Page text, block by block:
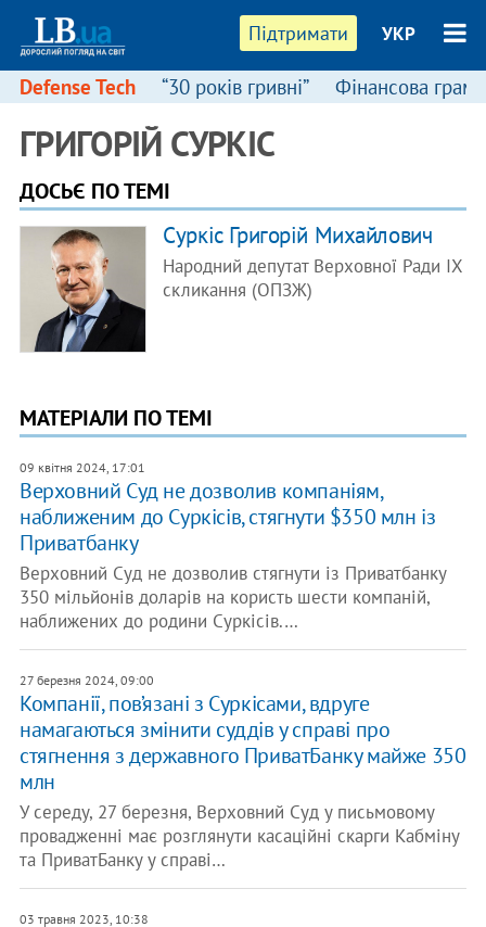
Підтримати УКР
Defense Tech “30 років гривні” Фінансова
ГРИГОРІЙ СУРКІС
ДОСЬЄ ПО ТЕМІ
Суркіс Григорій Михайлович
Народний депутат Верховної Ради IX
скликання (ОПЗЖ)
МАТЕРІАЛИ ПО ТЕМІ
09 квітня 2024, 17:01
Верховний Суд не дозволив компаніям,
наближеним до Суркісів, стягнути $350 млн із
Приватбанку
Верховний Суд не дозволив стягнути із Приватбанку
350 мільйонів доларів на користь шести компаній,
наближених до родини Суркісів.…
27 березня 2024, 09:00
Компанії, пов’язані з Суркісами, вдруге
намагаються змінити суддів у справі про
стягнення з державного ПриватБанку майже 350
млн
У середу, 27 березня, Верховний Суд у письмовому
провадженні має розглянути касаційні скарги Кабміну
та ПриватБанку у справі…
03 травня 2023, 10:38